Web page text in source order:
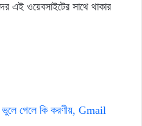
এই ওয়েবসাইটের সাথে থাকার
ভুলে গেলে কি করণীয়, Gmail